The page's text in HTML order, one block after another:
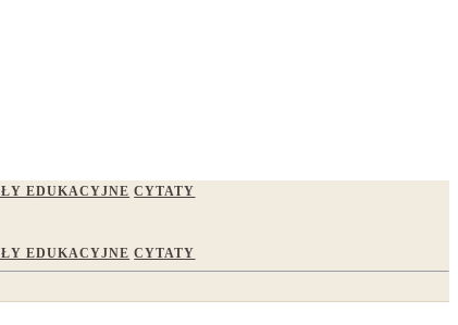
EDUKACYJNE CYTATY
EDUKACYJNE CYTATY